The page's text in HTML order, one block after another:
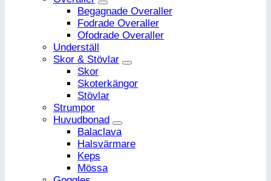
Begagnade Overaller
Fodrade Overaller
Ofodrade Overaller
Underställ
Skor & Stövlar
Skor
Skoterkängor
Stövlar
Strumpor
Huvudbonad
Balaclava
Halsvärmare
Keps
Mössa